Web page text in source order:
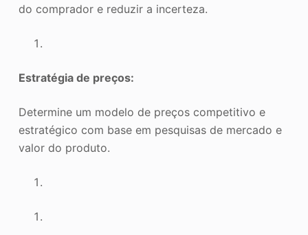
do comprador e reduzir a incerteza.
Estratégia de preços:
Determine um modelo de preços competitivo e
estratégico com base em pesquisas de mercado e
valor do produto.